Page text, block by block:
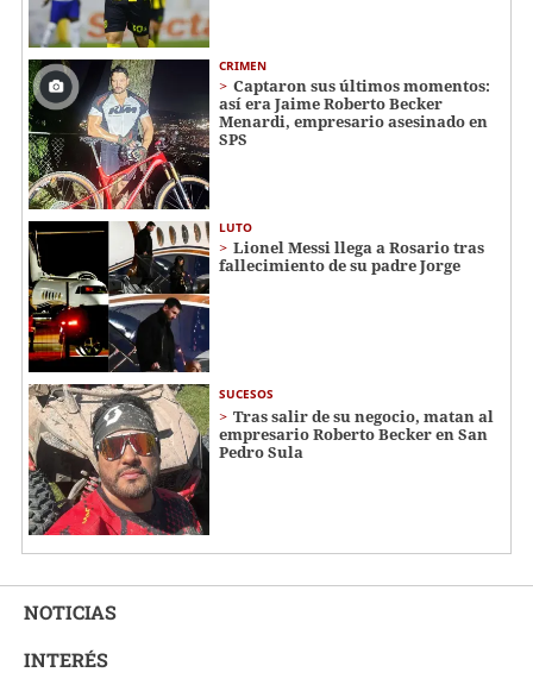
CRIMEN
Captaron sus últimos momentos:
así era Jaime Roberto Becker
Menardi​​​, empresario asesinado en
SPS
LUTO
Lionel Messi llega a Rosario tras
fallecimiento de su padre Jorge
SUCESOS
Tras salir de su negocio, matan al
empresario Roberto Becker en San
Pedro Sula
NOTICIAS
INTERÉS